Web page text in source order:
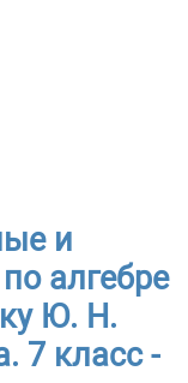
и
алгебре
Ю. Н.
7 класс -